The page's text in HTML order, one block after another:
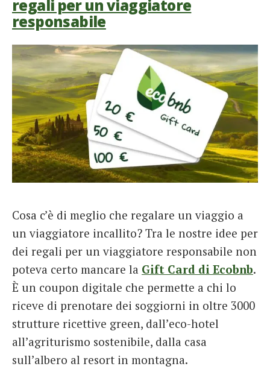
regali per un viaggiatore
responsabile
Cosa c’è di meglio che regalare un viaggio a
un viaggiatore incallito? Tra le nostre idee per
dei regali per un viaggiatore responsabile non
poteva certo mancare la Gift Card di Ecobnb.
È un coupon digitale che permette a chi lo
riceve di prenotare dei soggiorni in oltre 3000
strutture ricettive green, dall’eco-hotel
all’agriturismo sostenibile, dalla casa
sull’albero al resort in montagna.